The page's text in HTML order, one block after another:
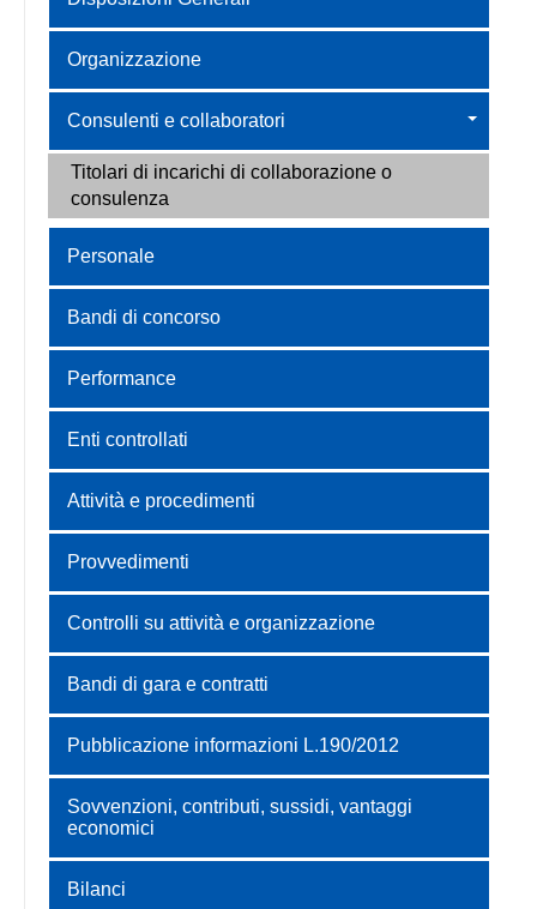
Organizzazione
Consulenti e collaboratori
Titolari di incarichi di collaborazione o
consulenza
Personale
Bandi di concorso
Performance
Enti controllati
Attività e procedimenti
Provvedimenti
Controlli su attività e organizzazione
Bandi di gara e contratti
Pubblicazione informazioni L.190/2012
Sovvenzioni, contributi, sussidi, vantaggi
economici
Bilanci